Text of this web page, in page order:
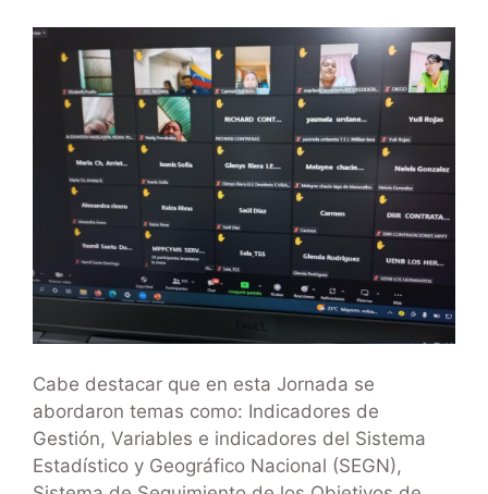
Cabe destacar que en esta Jornada se
abordaron temas como: Indicadores de
Gestión, Variables e indicadores del Sistema
Estadístico y Geográfico Nacional (SEGN),